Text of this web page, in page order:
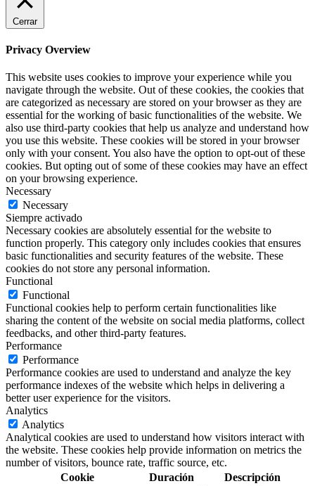
Cerrar
Privacy Overview
This website uses cookies to improve your experience while you
navigate through the website. Out of these cookies, the cookies that
are categorized as necessary are stored on your browser as they are
essential for the working of basic functionalities of the website. We
also use third-party cookies that help us analyze and understand how
you use this website. These cookies will be stored in your browser
only with your consent. You also have the option to opt-out of these
cookies. But opting out of some of these cookies may have an effect
on your browsing experience.
Necessary
Necessary
Siempre activado
Necessary cookies are absolutely essential for the website to
function properly. This category only includes cookies that ensures
basic functionalities and security features of the website. These
cookies do not store any personal information.
Functional
Functional
Functional cookies help to perform certain functionalities like
sharing the content of the website on social media platforms, collect
feedbacks, and other third-party features.
Performance
Performance
Performance cookies are used to understand and analyze the key
performance indexes of the website which helps in delivering a
better user experience for the visitors.
Analytics
Analytics
Analytical cookies are used to understand how visitors interact with
the website. These cookies help provide information on metrics the
number of visitors, bounce rate, traffic source, etc.
Cookie
Duración Descripción